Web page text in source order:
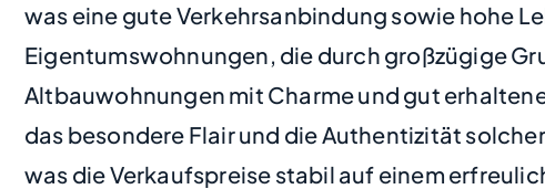
was eine gute Verkehrsanbindung sowie hohe
Eigentumswohnungen, die durch großzügige
Altbauwohnungen mit Charme und gut
das besondere Flair und die Authentizität
was die Verkaufspreise stabil auf einem